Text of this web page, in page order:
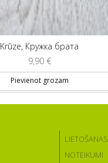
Krūze, Кружка брата
9,90 €
Pievienot grozam
LIETOŠANAS
NOTEIKUMI